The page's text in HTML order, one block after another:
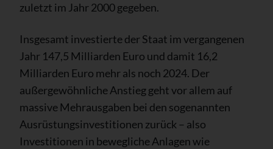
zuletzt im Jahr 2000 gegeben.
Insgesamt investierte der Staat im vergangenen
Jahr 147,5 Milliarden Euro und damit 16,2
Milliarden Euro mehr als noch 2024. Der
außergewöhnliche Anstieg geht vor allem auf
massive Mehrausgaben bei den sogenannten
Ausrüstungsinvestitionen zurück – also
Investitionen in bewegliche Anlagen wie